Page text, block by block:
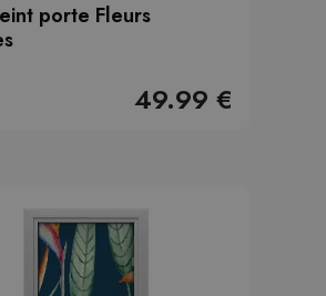
porte Fleurs
49.99 €